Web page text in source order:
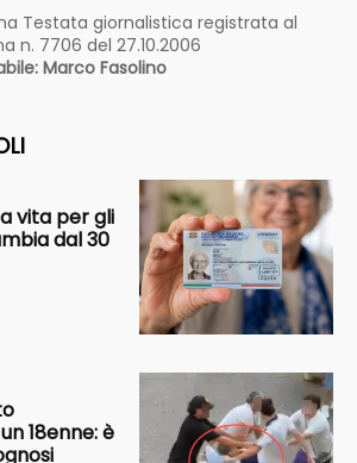
Testata giornalistica registrata al
n. 7706 del 27.10.2006
Marco Fasolino
vita per gli
dal 30
18enne: è